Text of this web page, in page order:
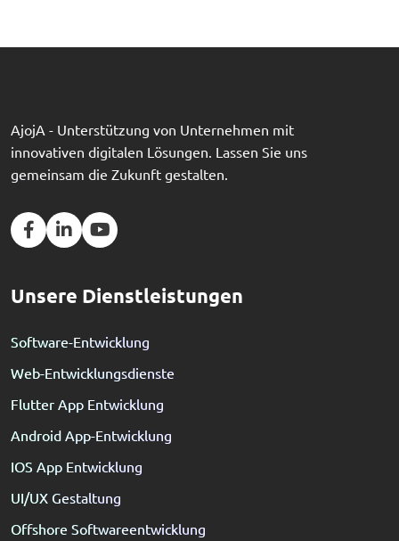
AjojA - Unterstützung von Unternehmen mit
innovativen digitalen Lösungen. Lassen Sie uns
gemeinsam die Zukunft gestalten.
Unsere Dienstleistungen
Software-Entwicklung
Web-Entwicklungsdienste
Flutter App Entwicklung
Android App-Entwicklung
IOS App Entwicklung
UI/UX Gestaltung
Offshore Softwareentwicklung